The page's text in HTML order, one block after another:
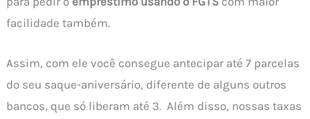
facilidade também.
Assim, com ele você consegue antecipar até 7 parcelas
do seu saque-aniversário, diferente de alguns outros
bancos, que só liberam até 3. Além disso, nossas taxas